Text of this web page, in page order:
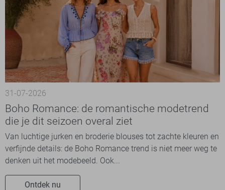
31-07-2026
Boho Romance: de romantische modetrend
die je dit seizoen overal ziet
Van luchtige jurken en broderie blouses tot zachte kleuren en
verfijnde details: de Boho Romance trend is niet meer weg te
denken uit het modebeeld. Ook...
Ontdek nu